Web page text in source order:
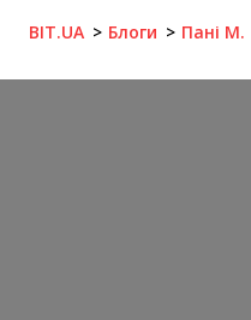
BIT.UA Блоги Пані М.